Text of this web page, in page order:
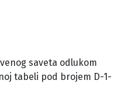
saveta odlukom
tabeli pod brojem D-1-